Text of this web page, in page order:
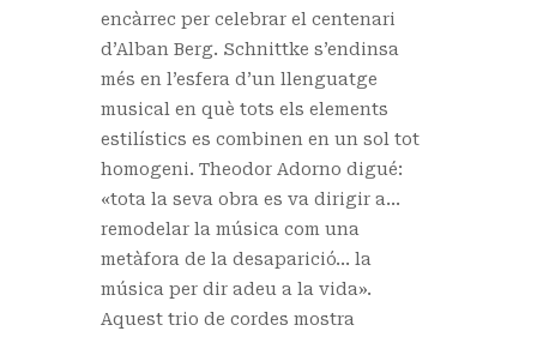
encàrrec per celebrar el centenari
d’Alban Berg. Schnittke s’endinsa
més en l’esfera d’un llenguatge
musical en què tots els elements
estilístics es combinen en un sol tot
homogeni. Theodor Adorno digué:
«tota la seva obra es va dirigir a…
remodelar la música com una
metàfora de la desaparició… la
música per dir adeu a la vida».
Aquest trio de cordes mostra